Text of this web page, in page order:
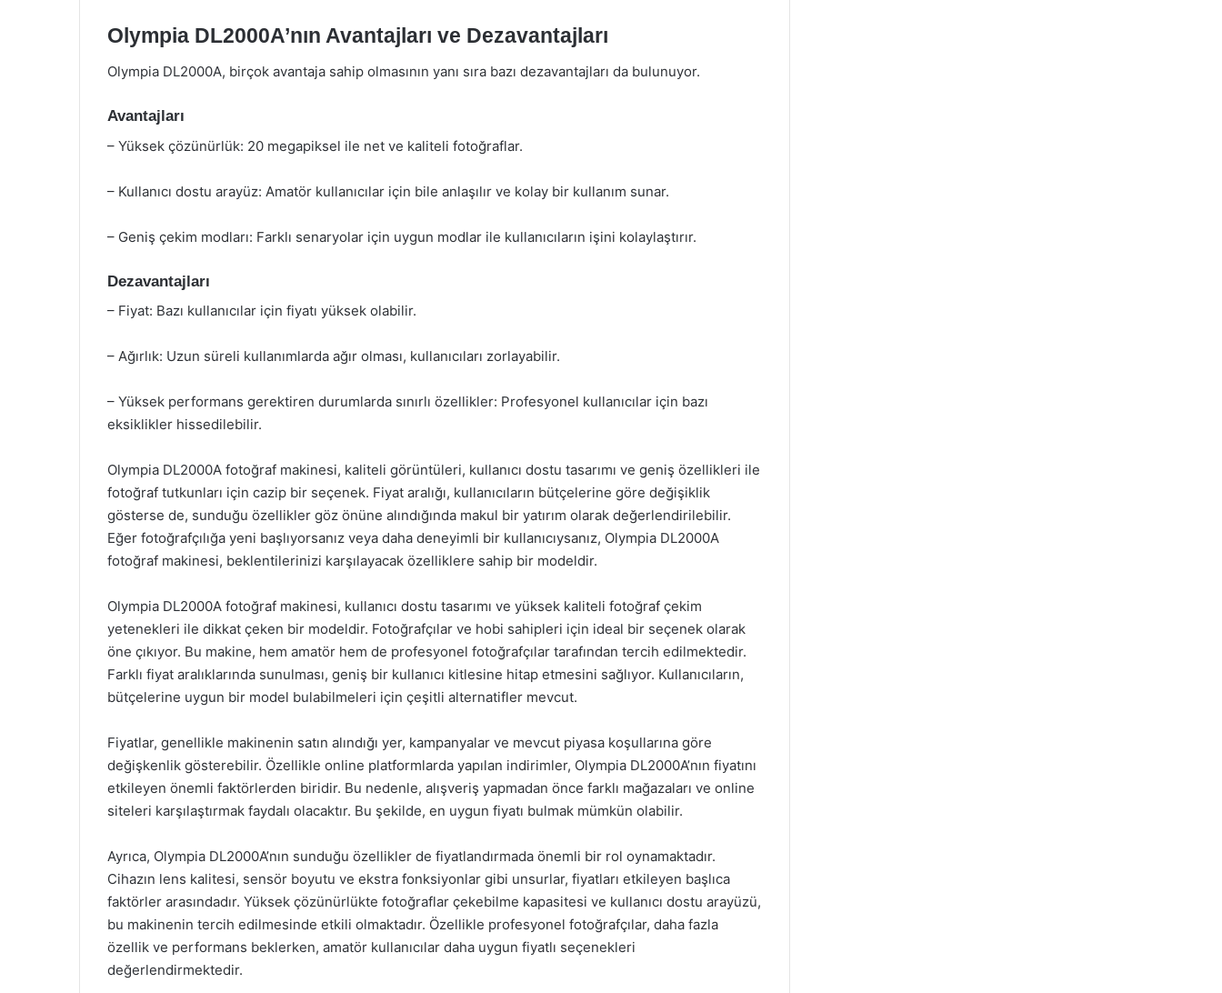
Olympia DL2000A’nın Avantajları ve Dezavantajları
Olympia DL2000A, birçok avantaja sahip olmasının yanı sıra bazı dezavantajları da bulunuyor.
Avantajları
– Yüksek çözünürlük: 20 megapiksel ile net ve kaliteli fotoğraflar.
– Kullanıcı dostu arayüz: Amatör kullanıcılar için bile anlaşılır ve kolay bir kullanım sunar.
– Geniş çekim modları: Farklı senaryolar için uygun modlar ile kullanıcıların işini kolaylaştırır.
Dezavantajları
– Fiyat: Bazı kullanıcılar için fiyatı yüksek olabilir.
– Ağırlık: Uzun süreli kullanımlarda ağır olması, kullanıcıları zorlayabilir.
– Yüksek performans gerektiren durumlarda sınırlı özellikler: Profesyonel kullanıcılar için bazı
eksiklikler hissedilebilir.
Olympia DL2000A fotoğraf makinesi, kaliteli görüntüleri, kullanıcı dostu tasarımı ve geniş özellikleri ile
fotoğraf tutkunları için cazip bir seçenek. Fiyat aralığı, kullanıcıların bütçelerine göre değişiklik
gösterse de, sunduğu özellikler göz önüne alındığında makul bir yatırım olarak değerlendirilebilir.
Eğer fotoğrafçılığa yeni başlıyorsanız veya daha deneyimli bir kullanıcıysanız, Olympia DL2000A
fotoğraf makinesi, beklentilerinizi karşılayacak özelliklere sahip bir modeldir.
Olympia DL2000A fotoğraf makinesi, kullanıcı dostu tasarımı ve yüksek kaliteli fotoğraf çekim
yetenekleri ile dikkat çeken bir modeldir. Fotoğrafçılar ve hobi sahipleri için ideal bir seçenek olarak
öne çıkıyor. Bu makine, hem amatör hem de profesyonel fotoğrafçılar tarafından tercih edilmektedir.
Farklı fiyat aralıklarında sunulması, geniş bir kullanıcı kitlesine hitap etmesini sağlıyor. Kullanıcıların,
bütçelerine uygun bir model bulabilmeleri için çeşitli alternatifler mevcut.
Fiyatlar, genellikle makinenin satın alındığı yer, kampanyalar ve mevcut piyasa koşullarına göre
değişkenlik gösterebilir. Özellikle online platformlarda yapılan indirimler, Olympia DL2000A’nın fiyatını
etkileyen önemli faktörlerden biridir. Bu nedenle, alışveriş yapmadan önce farklı mağazaları ve online
siteleri karşılaştırmak faydalı olacaktır. Bu şekilde, en uygun fiyatı bulmak mümkün olabilir.
Ayrıca, Olympia DL2000A’nın sunduğu özellikler de fiyatlandırmada önemli bir rol oynamaktadır.
Cihazın lens kalitesi, sensör boyutu ve ekstra fonksiyonlar gibi unsurlar, fiyatları etkileyen başlıca
faktörler arasındadır. Yüksek çözünürlükte fotoğraflar çekebilme kapasitesi ve kullanıcı dostu arayüzü,
bu makinenin tercih edilmesinde etkili olmaktadır. Özellikle profesyonel fotoğrafçılar, daha fazla
özellik ve performans beklerken, amatör kullanıcılar daha uygun fiyatlı seçenekleri
değerlendirmektedir.